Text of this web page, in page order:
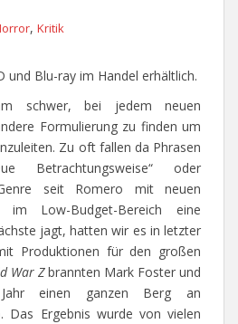
, Kritik
und Blu-ray im Handel erhältlich.
schwer, bei jedem neuen
Formulierung zu finden um
Zu oft fallen da Phrasen
oder
seit Romero mit neuen
im Low-Budget-Bereich eine
jagt, hatten wir es in letzter
Produktionen für den großen
War Zbrannten Mark Foster und
einen ganzen Berg an
Das Ergebnis wurde von vielen